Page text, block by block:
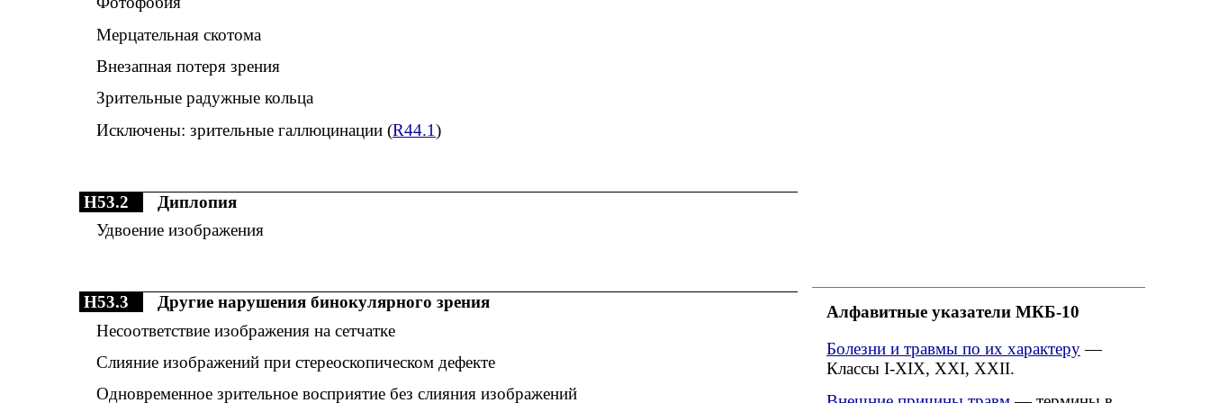
Мерцательная скотома
Внезапная потеря зрения
Зрительные радужные кольца
Исключены: зрительные галлюцинации (R44.1)
H53.2
Диплопия
Удвоение изображения
H53.3
Другие нарушения бинокулярного зрения
Несоответствие изображения на сетчатке
Слияние изображений при стереоскопическом дефекте
Одновременное зрительное восприятие без слияния изображений
Алфавитные указатели МКБ-10
Болезни и травмы по их характеру—
Классы I-XIX, XXI, XXII.